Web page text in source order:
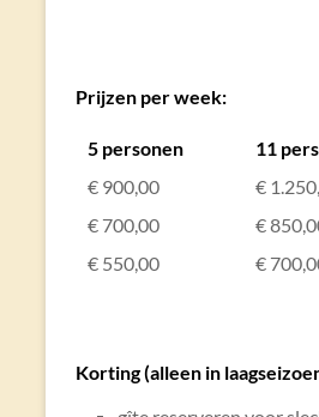
Prijzen per week:
5 personen 11
€ 900,00
€
€ 700,00
€
€ 550,00
€
Korting (alleen in